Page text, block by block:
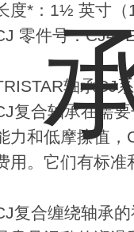
度*：1½ 英寸（
零件号：
轴承CJ
复合轴承在需
力和低摩擦值，
用。它们有标准
复合缠绕轴承